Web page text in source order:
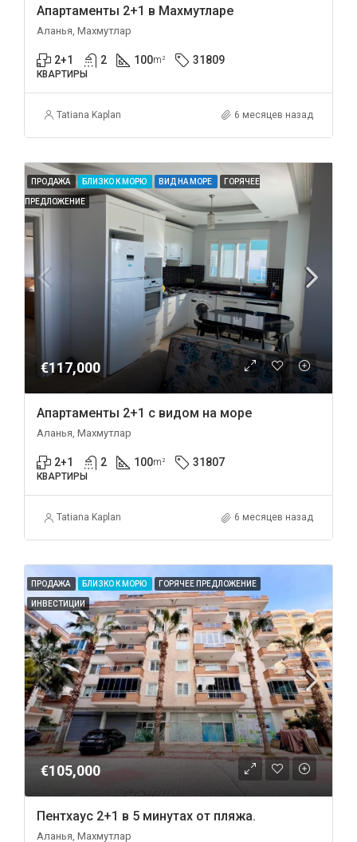
Апартаменты 2+1 в Махмутларе
Аланья, Махмутлар
2+1 2 100m² 31809
КВАРТИРЫ
Tatiana Kaplan 6 месяцев назад
ПРОДАЖА БЛИЗКО К МОРЮ ВИД НА МОРЕ ГОРЯЧЕЕ
ПРЕДЛОЖЕНИЕ
€117,000
Апартаменты 2+1 с видом на море
Аланья, Махмутлар
2+1 2 100m² 31807
КВАРТИРЫ
Tatiana Kaplan 6 месяцев назад
ПРОДАЖА БЛИЗКО К МОРЮ ГОРЯЧЕЕ ПРЕДЛОЖЕНИЕ
ИНВЕСТИЦИИ
€105,000
Пентхаус 2+1 в 5 минутах от пляжа.
Аланья, Махмутлар